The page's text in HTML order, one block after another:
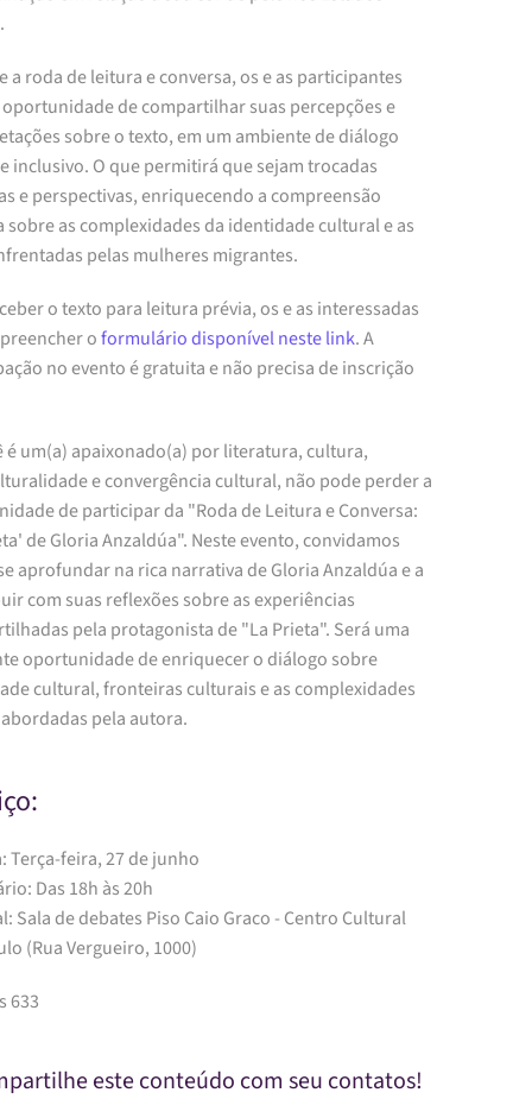
a roda de leitura e conversa, os e as participantes
de compartilhar suas percepções e
sobre o texto, em um ambiente de diálogo
inclusivo. O que permitirá que sejam trocadas
e perspectivas, enriquecendo a compreensão
sobre as complexidades da identidade cultural e as
pelas mulheres migrantes.
o texto para leitura prévia, os e as interessadas
oformulário disponível neste link. A
no evento é gratuita e não precisa de inscrição
é um(a) apaixonado(a) por literatura, cultura,
e convergência cultural, não pode perder a
de participar da "Roda de Leitura e Conversa:
de Gloria Anzaldúa". Neste evento, convidamos
aprofundar na rica narrativa de Gloria Anzaldúa e a
com suas reflexões sobre as experiências
pela protagonista de "La Prieta". Será uma
oportunidade de enriquecer o diálogo sobre
cultural, fronteiras culturais e as complexidades
pela autora.
Terça-feira, 27 de junho
Das 18h às 20h
Sala de debates Piso Caio Graco - Centro Cultural
(Rua Vergueiro, 1000)
633
este conteúdo com seu contatos!